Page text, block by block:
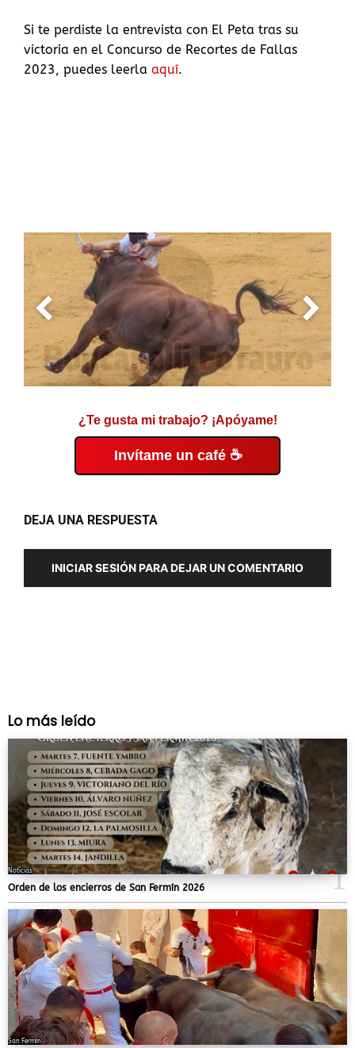
Si te perdiste la entrevista con El Peta tras su
victoria en el Concurso de Recortes de Fallas
2023, puedes leerla aquí.
¿Te gusta mi trabajo? ¡Apóyame!
Invítame un café ☕
DEJA UNA RESPUESTA
INICIAR SESIÓN PARA DEJAR UN COMENTARIO
Lo más leído
Noticias
Orden de los encierros de San Fermín 2026
San Fermín